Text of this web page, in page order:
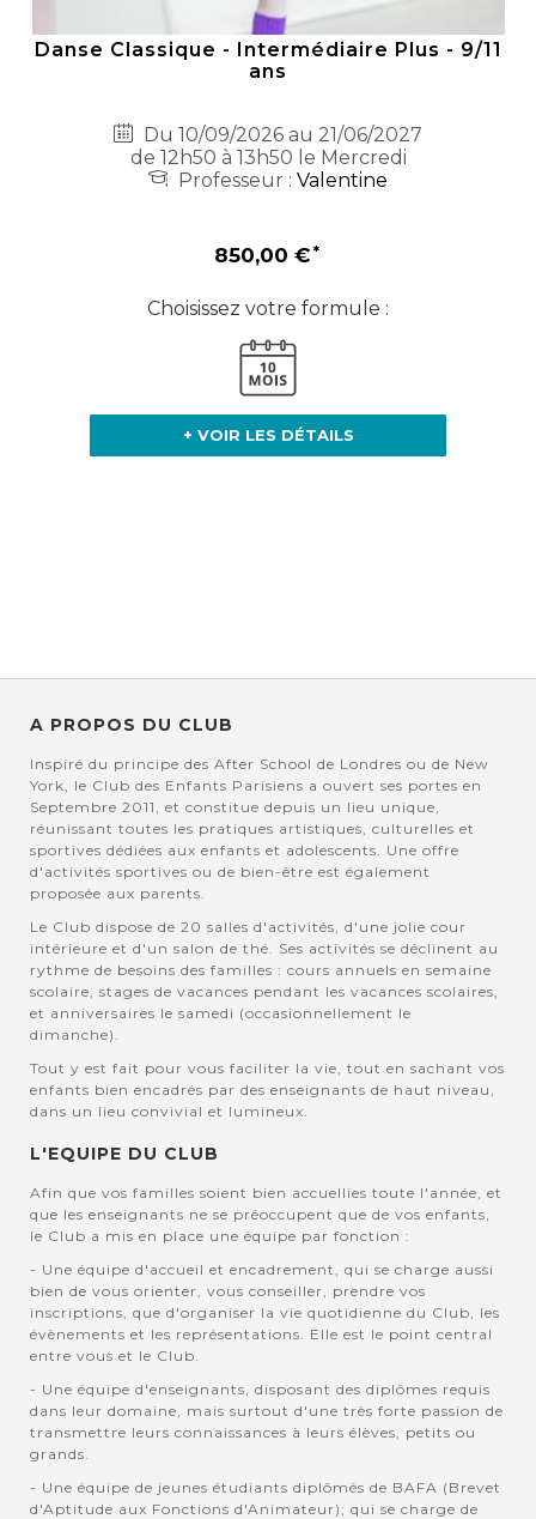
Danse Classique - Intermédiaire Plus - 9/11
ans
Du 10/09/2026 au 21/06/2027
de 12h50 à 13h50 le Mercredi
Professeur : Valentine
850,00 €
Choisissez votre formule :
+ VOIR LES DÉTAILS
A PROPOS DU CLUB
Inspiré du principe des After School de Londres ou de New
York, le Club des Enfants Parisiens a ouvert ses portes en
Septembre 2011, et constitue depuis un lieu unique,
réunissant toutes les pratiques artistiques, culturelles et
sportives dédiées aux enfants et adolescents. Une offre
d'activités sportives ou de bien-être est également
proposée aux parents.
Le Club dispose de 20 salles d'activités, d'une jolie cour
intérieure et d'un salon de thé. Ses activités se déclinent au
rythme de besoins des familles : cours annuels en semaine
scolaire, stages de vacances pendant les vacances scolaires,
et anniversaires le samedi (occasionnellement le
dimanche).
Tout y est fait pour vous faciliter la vie, tout en sachant vos
enfants bien encadrés par des enseignants de haut niveau,
dans un lieu convivial et lumineux.
L'EQUIPE DU CLUB
Afin que vos familles soient bien accuellies toute l'année, et
que les enseignants ne se préoccupent que de vos enfants,
le Club a mis en place une équipe par fonction :
- Une équipe d'accueil et encadrement, qui se charge aussi
bien de vous orienter, vous conseiller, prendre vos
inscriptions, que d'organiser la vie quotidienne du Club, les
évènements et les représentations. Elle est le point central
entre vous et le Club.
- Une équipe d'enseignants, disposant des diplômes requis
dans leur domaine, mais surtout d'une très forte passion de
transmettre leurs connaissances à leurs élèves, petits ou
grands.
- Une équipe de jeunes étudiants diplômés de BAFA (Brevet
d'Aptitude aux Fonctions d'Animateur); qui se charge de